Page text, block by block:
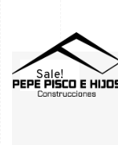
Sale!